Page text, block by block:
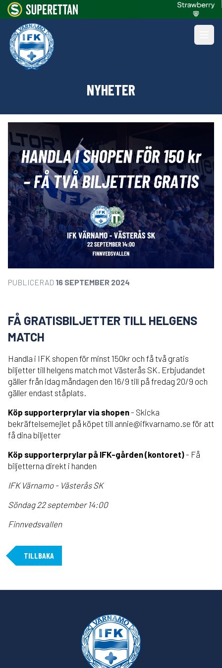
NYHETER
PUBLICERAD 16 SEPTEMBER 2024
FÅ GRATISBILJETTER TILL HELGENS
MATCH
Handla i IFK shopen för minst 150kr och få två gratis
biljetter till helgens match mot Västerås SK. Erbjudandet
gäller från idag måndagen den 16/9 till på fredag 20/9 och
gäller endast ståplats.
Köp supporterprylar via shopen- Skicka
bekräftelsemejlet på köpet till annie@ifkvarnamo.se för att
få dina biljetter
Köp supporterprylar på IFK-gården (kontoret)- Få
biljetterna direkt i handen
IFK Värnamo - Västerås SK
Söndag 22 september 14:00
Finnvedsvallen
TILLBAKA